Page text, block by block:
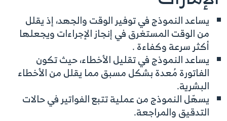
البرامج
اتصل بنا
يساعد النموذج في توفير الوقت والجهد، إذ يقلل
من الوقت المستغرق في إنجاز الإجراءات ويجعلها
أكثر سرعة وكفاءة .
يساعد النموذج في تقليل الأخطاء، حيث تكون
الفاتورة مُعدة بشكل مسبق مما يقلل من الأخطاء
البشرية.
يسهّل النموذج من عملية تتبع الفواتير في حالات
التدقيق والمراجعة.